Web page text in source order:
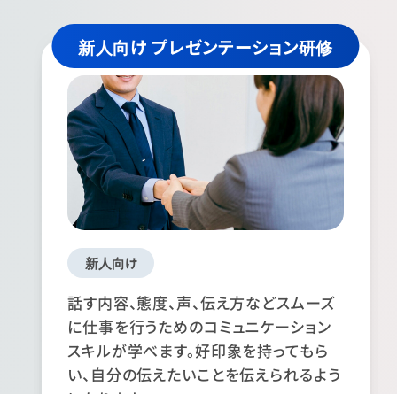
新人向け プレゼンテーション研修
新人向け
話す内容、態度、声、伝え方などスムーズ
に仕事を行うためのコミュニケーション
スキルが学べます。好印象を持ってもら
い、自分の伝えたいことを伝えられるよう